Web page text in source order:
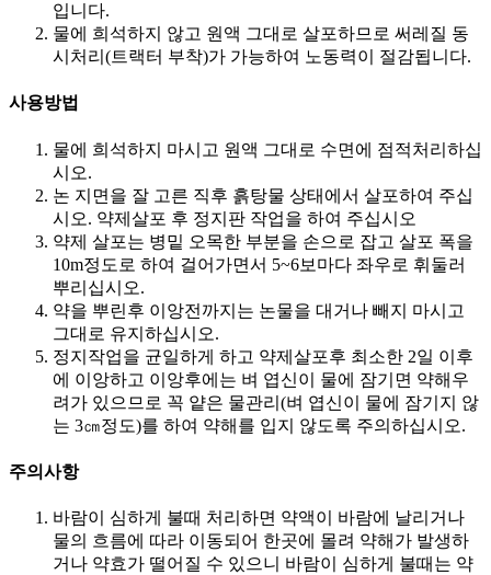
입니다.
물에 희석하지 않고 원액 그대로 살포하므로 써레질 동
시처리(트랙터 부착)가 가능하여 노동력이 절감됩니다.​
사용방법
물에 희석하지 마시고 원액 그대로 수면에 점적처리하십
시오.
논 지면을 잘 고른 직후 흙탕물 상태에서 살포하여 주십
시오. 약제살포 후 정지판 작업을 하여 주십시오
약제 살포는 병밑 오목한 부분을 손으로 잡고 살포 폭을
10m정도로 하여 걸어가면서 5~6보마다 좌우로 휘둘러
뿌리십시오.
약을 뿌린후 이앙전까지는 논물을 대거나 빼지 마시고
그대로 유지하십시오.
정지작업을 균일하게 하고 약제살포후 최소한 2일 이후
에 이앙하고 이앙후에는 벼 엽신이 물에 잠기면 약해우
려가 있으므로 꼭 얕은 물관리(벼 엽신이 물에 잠기지 않
는 3㎝정도)를 하여 약해를 입지 않도록 주의하십시오.​
주의사항
바람이 심하게 불때 처리하면 약액이 바람에 날리거나
물의 흐름에 따라 이동되어 한곳에 몰려 약해가 발생하
거나 약효가 떨어질 수 있으니 바람이 심하게 불때는 약